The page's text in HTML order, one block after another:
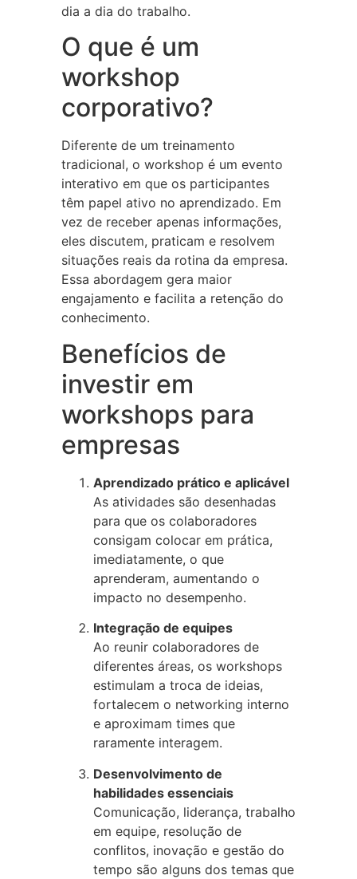
dia a dia do trabalho.
O que é um
workshop
corporativo?
Diferente de um treinamento
tradicional, o workshop é um evento
interativo em que os participantes
têm papel ativo no aprendizado. Em
vez de receber apenas informações,
eles discutem, praticam e resolvem
situações reais da rotina da empresa.
Essa abordagem gera maior
engajamento e facilita a retenção do
conhecimento.
Benefícios de
investir em
workshops para
empresas
Aprendizado prático e aplicável
As atividades são desenhadas
para que os colaboradores
consigam colocar em prática,
imediatamente, o que
aprenderam, aumentando o
impacto no desempenho.
Integração de equipes
Ao reunir colaboradores de
diferentes áreas, os workshops
estimulam a troca de ideias,
fortalecem o networking interno
e aproximam times que
raramente interagem.
Desenvolvimento de
habilidades essenciais
Comunicação, liderança, trabalho
em equipe, resolução de
conflitos, inovação e gestão do
tempo são alguns dos temas que